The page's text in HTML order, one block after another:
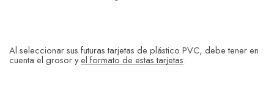
Al seleccionar sus futuras tarjetas de plástico PVC, debe tener en
cuenta el grosor yel formato de estas tarjetas.